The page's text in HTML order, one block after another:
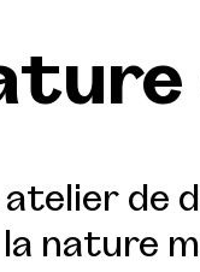
de
nature